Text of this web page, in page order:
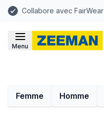
Collabore avec FairWear
Menu
Femme Homme